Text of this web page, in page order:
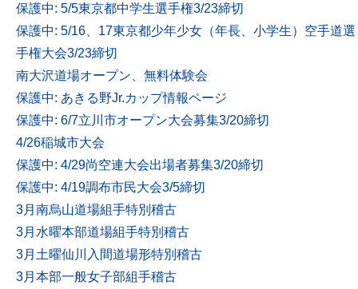
保護中: 5/5東京都中学生選手権3/23締切
保護中: 5/16、17東京都少年少女（年長、小学生）空手道選
手権大会3/23締切
南大沢道場オープン、無料体験会
保護中: あきる野Jr.カップ情報ページ
保護中: 6/7立川市オープン大会募集3/20締切
4/26稲城市大会
保護中: 4/29尚空連大会出場者募集3/20締切
保護中: 4/19調布市民大会3/5締切
3月南烏山道場組手特別稽古
3月水曜本部道場組手特別稽古
3月土曜仙川入間道場形特別稽古
3月本部一般女子部組手稽古